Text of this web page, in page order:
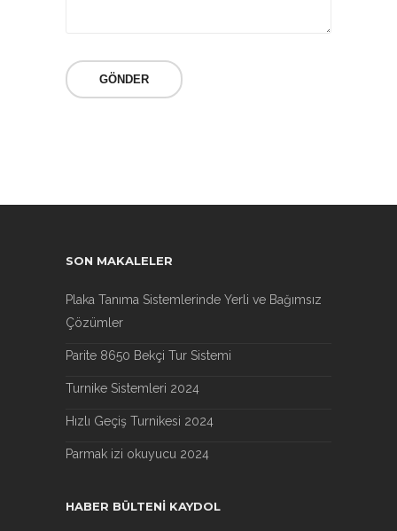
SON MAKALELER
Plaka Tanıma Sistemlerinde Yerli ve Bağımsız
Çözümler
Parite 8650 Bekçi Tur Sistemi
Turnike Sistemleri 2024
Hızlı Geçiş Turnikesi 2024
Parmak izi okuyucu 2024
HABER BÜLTENI KAYDOL